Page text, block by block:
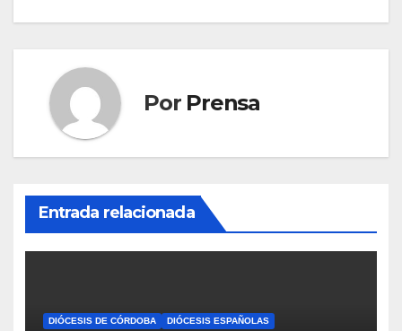
Por Prensa
Entrada relacionada
DIÓCESIS DE CÓRDOBA DIÓCESIS ESPAÑOLAS